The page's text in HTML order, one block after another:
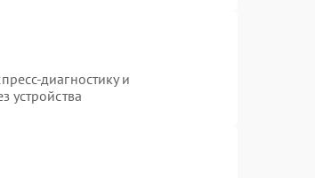
диагностику и
устройства